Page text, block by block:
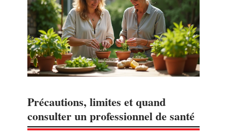
Précautions, limites et quand
consulter un professionnel de santé